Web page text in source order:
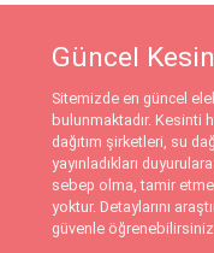
Güncel
Sitemizde en güncel
bulunmaktadır. Kesinti
dağıtım şirketleri, su
yayınladıkları
sebep olma, tamir
yoktur. Detaylarını
güvenle öğrenebilirsiniz.